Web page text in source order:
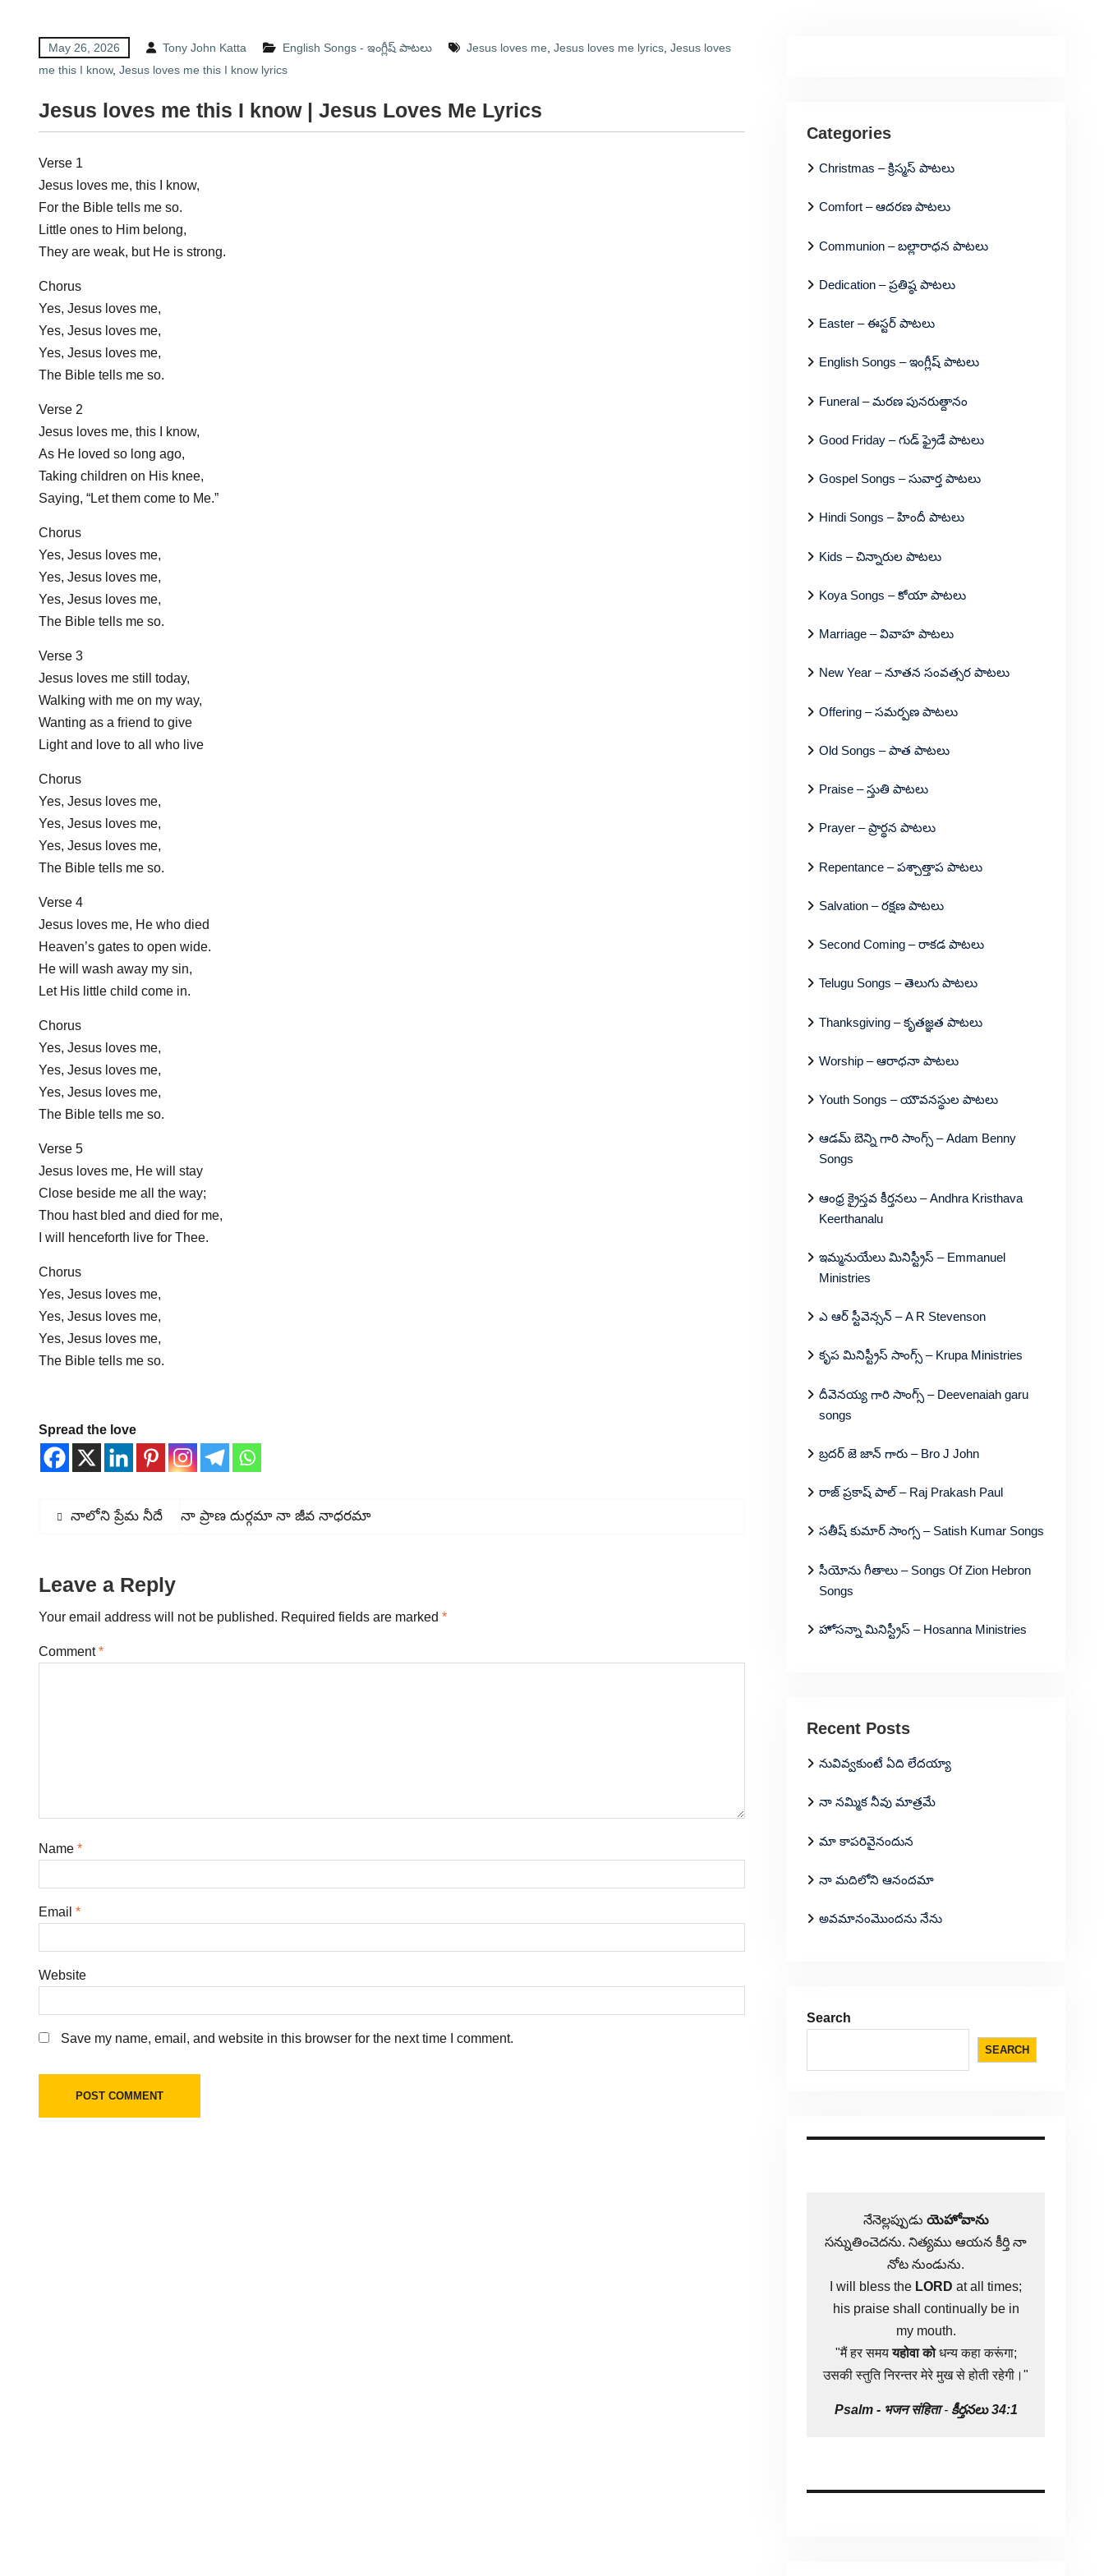
May 26, 2026 Tony John Katta English Songs - ఇంగ్లీష్ పాటలు Jesus loves me Jesus loves me lyrics Jesus loves
me this I know, Jesus loves me this I know lyrics
Jesus loves me this I know | Jesus Loves Me Lyrics
Verse 1
Jesus loves me, this I know,
For the Bible tells me so.
Little ones to Him belong,
They are weak, but He is strong.
Chorus
Yes, Jesus loves me,
Yes, Jesus loves me,
Yes, Jesus loves me,
The Bible tells me so.
Verse 2
Jesus loves me, this I know,
As He loved so long ago,
Taking children on His knee,
Saying, “Let them come to Me.”
Chorus
Yes, Jesus loves me,
Yes, Jesus loves me,
Yes, Jesus loves me,
The Bible tells me so.
Verse 3
Jesus loves me still today,
Walking with me on my way,
Wanting as a friend to give
Light and love to all who live
Chorus
Yes, Jesus loves me,
Yes, Jesus loves me,
Yes, Jesus loves me,
The Bible tells me so.
Verse 4
Jesus loves me, He who died
Heaven’s gates to open wide.
He will wash away my sin,
Let His little child come in.
Chorus
Yes, Jesus loves me,
Yes, Jesus loves me,
Yes, Jesus loves me,
The Bible tells me so.
Verse 5
Jesus loves me, He will stay
Close beside me all the way;
Thou hast bled and died for me,
I will henceforth live for Thee.
Chorus
Yes, Jesus loves me,
Yes, Jesus loves me,
Yes, Jesus loves me,
The Bible tells me so.
Spread the love
Post
Previous
నాలోని ప్రేమ నీదే
Next
నా ప్రాణ దుర్గమా నా జీవ నాధరమా
Leave a Reply
Your email address will not be published. Required fields are marked *
Comment*
Name *
Email *
Website
Save my name, email, and website in this browser for the next time I comment.
Categories
Christmas – క్రిస్మస్ పాటలు
Comfort – ఆదరణ పాటలు
Communion – బల్లారాధన పాటలు
Dedication – ప్రతిష్ఠ పాటలు
Easter – ఈస్టర్ పాటలు
English Songs – ఇంగ్లీష్ పాటలు
Funeral – మరణ పునరుత్దానం
Good Friday – గుడ్ ఫ్రైడే పాటలు
Gospel Songs – సువార్త పాటలు
Hindi Songs – హిందీ పాటలు
Kids – చిన్నారుల పాటలు
Koya Songs – కోయా పాటలు
Marriage – వివాహ పాటలు
New Year – నూతన సంవత్సర పాటలు
Offering – సమర్పణ పాటలు
Old Songs – పాత పాటలు
Praise – స్తుతి పాటలు
Prayer – ప్రార్థన పాటలు
Repentance – పశ్చాత్తాప పాటలు
Salvation – రక్షణ పాటలు
Second Coming – రాకడ పాటలు
Telugu Songs – తెలుగు పాటలు
Thanksgiving – కృతజ్ఞత పాటలు
Worship – ఆరాధనా పాటలు
Youth Songs – యౌవనస్థుల పాటలు
ఆడమ్ బెన్ని గారి సాంగ్స్ – Adam Benny
Songs
ఆంధ్ర క్రైస్తవ కీర్తనలు – Andhra Kristhava
Keerthanalu
ఇమ్మనుయేలు మినిస్ట్రీస్ – Emmanuel
Ministries
ఎ ఆర్ స్టీవెన్సన్ – A R Stevenson
కృప మినిస్ట్రీస్ సాంగ్స్ – Krupa Ministries
దీవెనయ్య గారి సాంగ్స్ – Deevenaiah garu
songs
బ్రదర్ జె జాన్ గారు – Bro J John
రాజ్ ప్రకాష్ పాల్ – Raj Prakash Paul
సతీష్ కుమార్ సాంగ్స – Satish Kumar Songs
సీయోను గీతాలు – Songs Of Zion Hebron
Songs
హోసన్నా మినిస్ట్రీస్ – Hosanna Ministries
Recent Posts
నువివ్వకుంటే ఏది లేదయ్యా
నా నమ్మిక నీవు మాత్రమే
మా కాపరివైనందున
నా మదిలోని ఆనందమా
అవమానంమొందను నేను
Search
SEARCH
నేనెల్లప్పుడు యెహోవాను
సన్నుతించెదను. నిత్యము ఆయన కీర్తి నా
నోట నుండును.
I will bless the LORD at all times;
his praise shall continually be in
my mouth.
"मैं हर समययहोवा कोधन्य कहा करूंगा;
उसकी स्तुति निरन्तर मेरे मुख से होती रहेगी।"
Psalm - भजन संहिता- కీర్తనలు 34:1